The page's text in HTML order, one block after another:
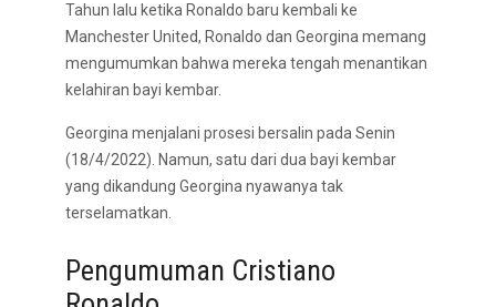
Tahun lalu ketika Ronaldo baru kembali ke
Manchester United, Ronaldo dan Georgina memang
mengumumkan bahwa mereka tengah menantikan
kelahiran bayi kembar.
Georgina menjalani prosesi bersalin pada Senin
(18/4/2022). Namun, satu dari dua bayi kembar
yang dikandung Georgina nyawanya tak
terselamatkan.
Pengumuman Cristiano